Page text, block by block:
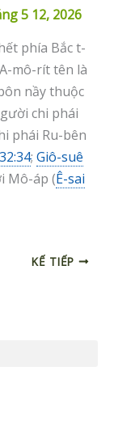
5 12, 2026
phía Bắc t-
mô-rít tên là
nầy thuộc
chi phái
phái Ru-bên
; Giô-suê
Mô-áp (Ê-sai
KẾ TIẾP